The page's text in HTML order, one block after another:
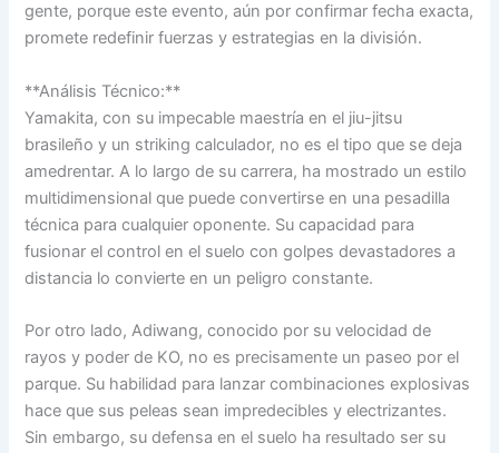
gente, porque este evento, aún por confirmar fecha exacta,
promete redefinir fuerzas y estrategias en la división.
**Análisis Técnico:**
Yamakita, con su impecable maestría en el jiu-jitsu
brasileño y un striking calculador, no es el tipo que se deja
amedrentar. A lo largo de su carrera, ha mostrado un estilo
multidimensional que puede convertirse en una pesadilla
técnica para cualquier oponente. Su capacidad para
fusionar el control en el suelo con golpes devastadores a
distancia lo convierte en un peligro constante.
Por otro lado, Adiwang, conocido por su velocidad de
rayos y poder de KO, no es precisamente un paseo por el
parque. Su habilidad para lanzar combinaciones explosivas
hace que sus peleas sean impredecibles y electrizantes.
Sin embargo, su defensa en el suelo ha resultado ser su